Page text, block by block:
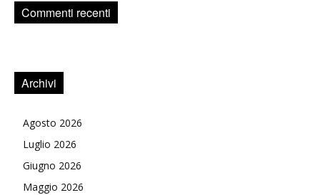
Commenti recenti
Archivi
Agosto 2026
Luglio 2026
Giugno 2026
Maggio 2026